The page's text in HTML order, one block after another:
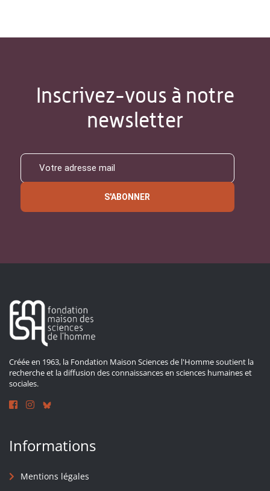
Inscrivez-vous à notre
newsletter
S'ABONNER
Créée en 1963, la Fondation Maison Sciences de l'Homme soutient la
recherche et la diffusion des connaissances en sciences humaines et
sociales.
Informations
Mentions légales